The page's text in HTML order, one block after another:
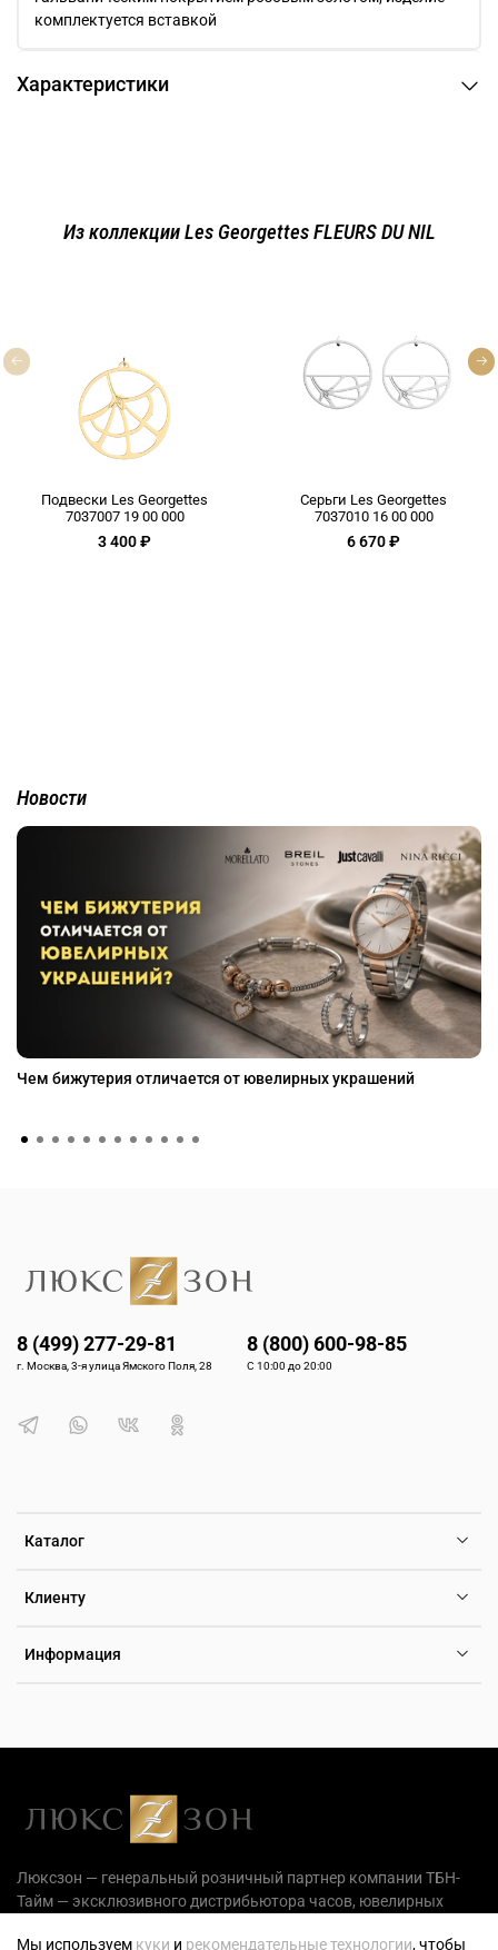
комплектуется вставкой
Характеристики
Из коллекции Les Georgettes FLEURS DU NIL
Подвески Les Georgettes
7037007 19 00 000
3 400 ₽
Серьги Les Georgettes
7037010 16 00 000
6 670 ₽
Новости
Чем бижутерия отличается от ювелирных украшений
Каталог
Клиенту
Информация
8 (499) 277-29-81
г. Москва, 3-я улица Ямского Поля, 28
8 (800) 600-98-85
С 10:00 до 20:00
Люксзон — генеральный розничный партнер компании ТБН-
Тайм — эксклюзивного дистрибьютора часов, ювелирных
Мы используем куки и рекомендательные технологии, чтобы